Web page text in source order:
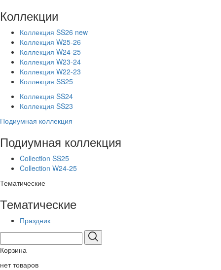
Коллекции
Коллекция SS26 new
Коллекция W25-26
Коллекция W24-25
Коллекция W23-24
Коллекция W22-23
Коллекция SS25
Коллекция SS24
Коллекция SS23
Подиумная коллекция
Подиумная коллекция
Collection SS25
Collection W24-25
Тематические
Тематические
Праздник
Корзина
нет товаров